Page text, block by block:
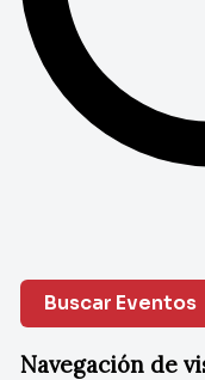
Buscar Eventos
Navegación de